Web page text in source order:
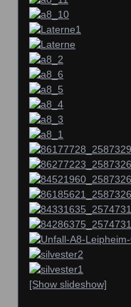
[Show slideshow]